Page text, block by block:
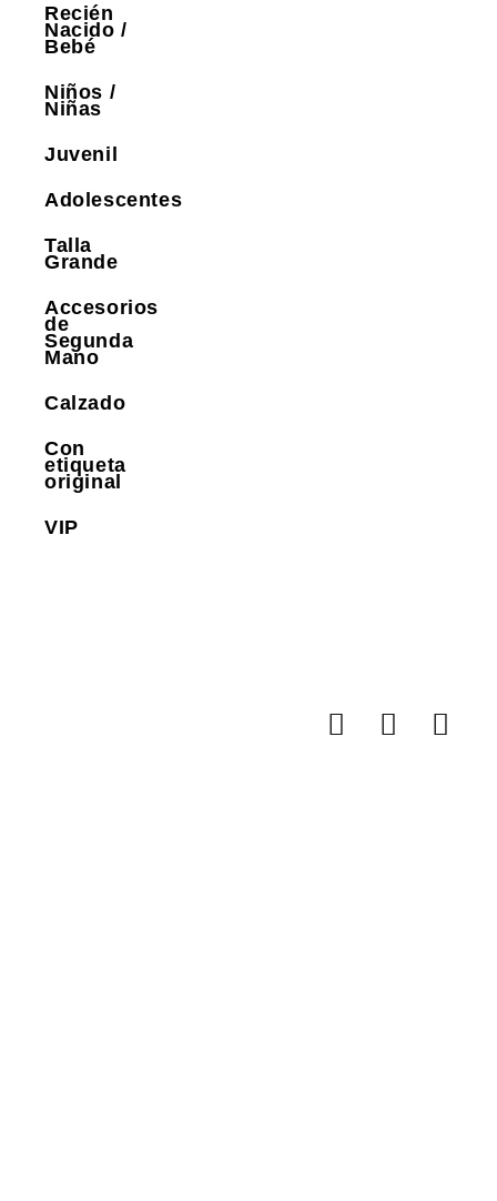
Recién
Nacido /
Bebé
Niños /
Niñas
Juvenil
Adolescentes
Talla
Grande
Accesorios
de
Segunda
Mano
Calzado
Con
etiqueta
original
VIP